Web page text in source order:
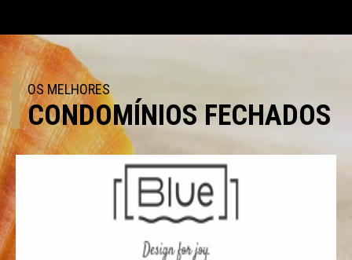
OS MELHORES
CONDOMÍNIOS FECHADOS